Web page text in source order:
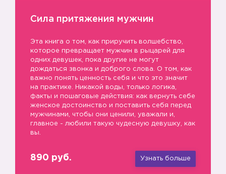
Сила притяжения мужчин
Эта книга о том, как приручить волшебство,
которое превращает мужчин в рыцарей для
одних девушек, пока другие не могут
дождаться звонка и доброго слова. О том, как
важно понять ценность себя и что это значит
на практике. Никакой воды, только логика,
факты и пошаговые действия: как вернуть себе
женское достоинство и поставить себя перед
мужчинами, чтобы они ценили, уважали и,
главное - любили такую чудесную девушку, как
вы.
890 руб. Узнать больше